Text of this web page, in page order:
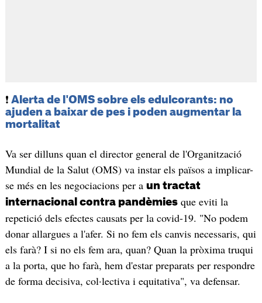
❗ Alerta de l'OMS sobre els edulcorants: no
ajuden a baixar de pes i poden augmentar la
mortalitat
Va ser dilluns quan el director general de l'Organització
Mundial de la Salut (OMS) va instar els països a implicar-
se més en les negociacions per a un tractat
internacional contra pandèmiesque eviti la
repetició dels efectes causats per la covid-19. "No podem
donar allargues a l'afer. Si no fem els canvis necessaris, qui
els farà? I si no els fem ara, quan? Quan la pròxima truqui
a la porta, que ho farà, hem d'estar preparats per respondre
de forma decisiva, col·lectiva i equitativa", va defensar.